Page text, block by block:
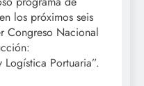
los próximos seis
Congreso Nacional
Portuaria”.